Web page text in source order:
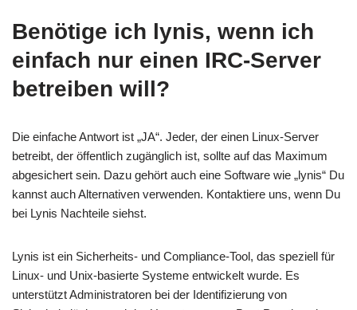
Benötige ich lynis, wenn ich
einfach nur einen IRC-Server
betreiben will?
Die einfache Antwort ist „JA“. Jeder, der einen Linux-Server
betreibt, der öffentlich zugänglich ist, sollte auf das Maximum
abgesichert sein. Dazu gehört auch eine Software wie „lynis“ Du
kannst auch Alternativen verwenden. Kontaktiere uns, wenn Du
bei Lynis Nachteile siehst.
Lynis ist ein Sicherheits- und Compliance-Tool, das speziell für
Linux- und Unix-basierte Systeme entwickelt wurde. Es
unterstützt Administratoren bei der Identifizierung von